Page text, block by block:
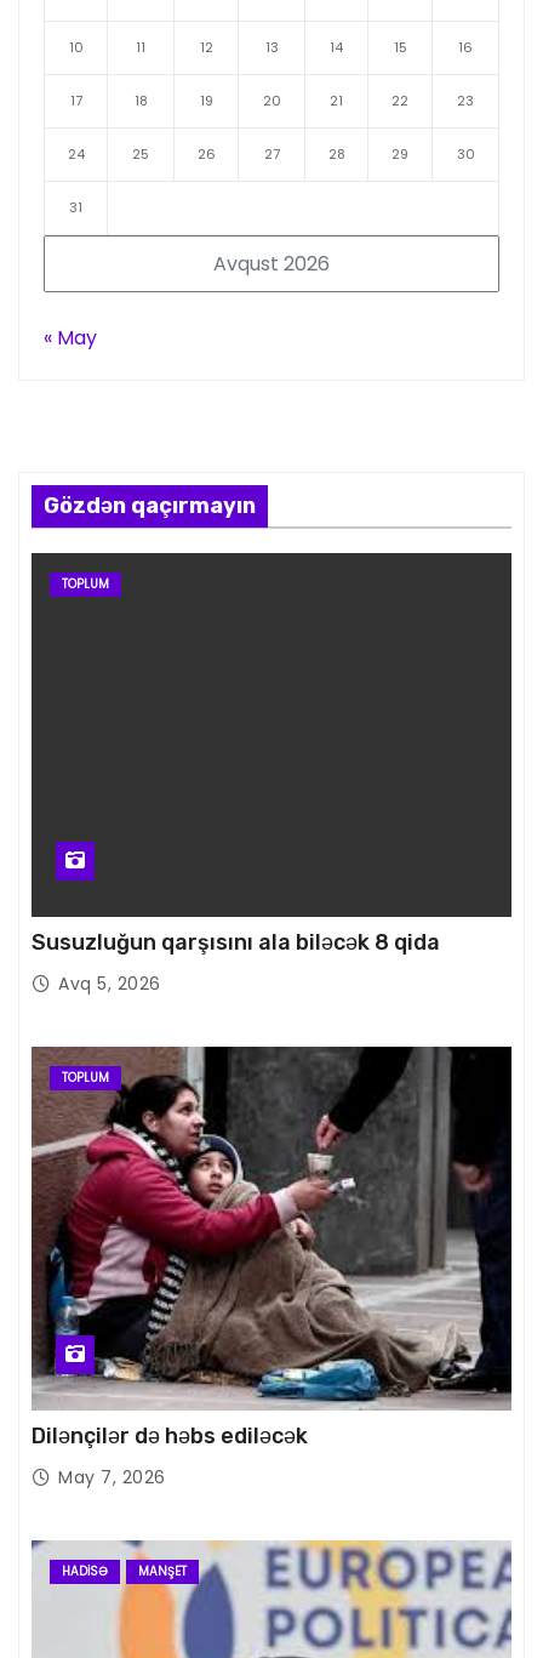
Avqust 2026
10 11 12 13 14 15 16
17 18 19 20 21 22 23
24 25 26 27 28 29 30
31
« May
Gözdən qaçırmayın
TOPLUM
Susuzluğun qarşısını ala biləcək 8 qida
Avq 5, 2026
TOPLUM
Dilənçilər də həbs ediləcək
May 7, 2026
HADISƏ MANŞET